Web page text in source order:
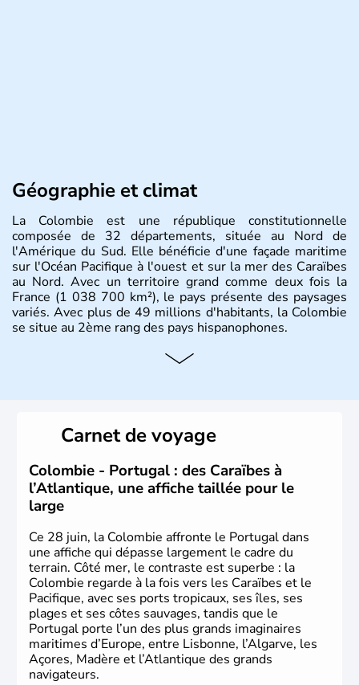
Géographie et climat
La Colombie est une république constitutionnelle
composée de 32 départements, située au Nord de
l'Amérique du Sud. Elle bénéficie d'une façade maritime
sur l'Océan Pacifique à l'ouest et sur la mer des Caraïbes
au Nord. Avec un territoire grand comme deux fois la
France (1 038 700 km²), le pays présente des paysages
variés. Avec plus de 49 millions d'habitants, la Colombie
se situe au 2ème rang des pays hispanophones.
Histoire et administration
en 1538, qui est toujours la capitale. C'est en 1810, que
le premier parlement s'établit à Bogotà, suivi en 1813
par la proclamation de l'indépendance. la Colombie est
une République depuis 1830.
Carnet de voyage
Colombie - Portugal : des Caraïbes à
l’Atlantique, une affiche taillée pour le
large
Ce 28 juin, la Colombie affronte le Portugal dans
une affiche qui dépasse largement le cadre du
terrain. Côté mer, le contraste est superbe : la
Colombie regarde à la fois vers les Caraïbes et le
Pacifique, avec ses ports tropicaux, ses îles, ses
plages et ses côtes sauvages, tandis que le
Portugal porte l’un des plus grands imaginaires
maritimes d’Europe, entre Lisbonne, l’Algarve, les
Açores, Madère et l’Atlantique des grands
navigateurs.